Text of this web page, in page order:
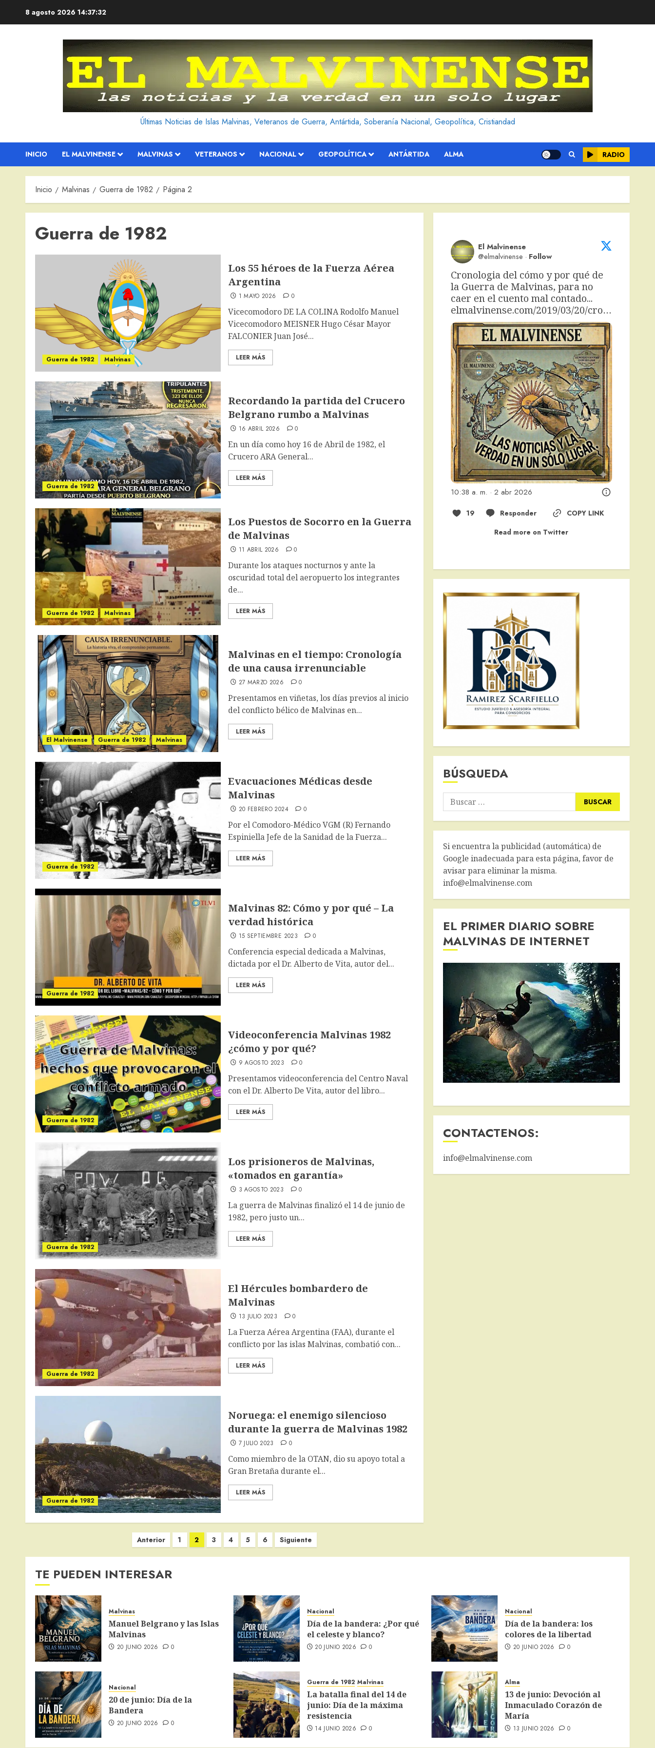
8 agosto 2026 14:37:33
Últimas Noticias de Islas Malvinas, Veteranos de Guerra, Antártida, Soberanía Nacional, Geopolítica, Cristiandad
INICIO EL MALVINENSE MALVINAS VETERANOS NACIONAL GEOPOLÍTICA ANTÁRTIDA ALMA RADIO
Inicio Malvinas Guerra de 1982 Página 2
Guerra de 1982
Guerra de 1982 Malvinas
Los 55 héroes de la Fuerza Aérea
Argentina
1 MAYO 2026 0
Vicecomodoro DE LA COLINA Rodolfo Manuel
Vicecomodoro MEISNER Hugo César Mayor
FALCONIER Juan José...
LEER MÁS
Guerra de 1982
Recordando la partida del Crucero
Belgrano rumbo a Malvinas
16 ABRIL 2026 0
En un día como hoy 16 de Abril de 1982, el
Crucero ARA General...
LEER MÁS
Guerra de 1982 Malvinas
Los Puestos de Socorro en la Guerra
de Malvinas
11 ABRIL 2026 0
Durante los ataques nocturnos y ante la
oscuridad total del aeropuerto los integrantes
de...
LEER MÁS
El Malvinense Guerra de 1982 Malvinas
Malvinas en el tiempo: Cronología
de una causa irrenunciable
27 MARZO 2026 0
Presentamos en viñetas, los días previos al inicio
del conflicto bélico de Malvinas en...
LEER MÁS
Guerra de 1982
Evacuaciones Médicas desde
Malvinas
20 FEBRERO 2024 0
Por el Comodoro-Médico VGM (R) Fernando
Espiniella Jefe de la Sanidad de la Fuerza...
LEER MÁS
Guerra de 1982
Malvinas 82: Cómo y por qué – La
verdad histórica
15 SEPTIEMBRE 2023 0
Conferencia especial dedicada a Malvinas,
dictada por el Dr. Alberto de Vita, autor del...
LEER MÁS
Guerra de 1982
Videoconferencia Malvinas 1982
¿cómo y por qué?
9 AGOSTO 2023 0
Presentamos videoconferencia del Centro Naval
con el Dr. Alberto De Vita, autor del libro...
LEER MÁS
Guerra de 1982
Los prisioneros de Malvinas,
«tomados en garantía»
3 AGOSTO 2023 0
La guerra de Malvinas finalizó el 14 de junio de
1982, pero justo un...
LEER MÁS
Guerra de 1982
El Hércules bombardero de
Malvinas
13 JULIO 2023 0
La Fuerza Aérea Argentina (FAA), durante el
conflicto por las islas Malvinas, combatió con...
LEER MÁS
Guerra de 1982
Noruega: el enemigo silencioso
durante la guerra de Malvinas 1982
7 JULIO 2023 0
Como miembro de la OTAN, dio su apoyo total a
Gran Bretaña durante el...
LEER MÁS
de
entradas
Anterior 1 2 3 4 5 6 Siguiente
El Malvinense
@elmalvinense · Follow
Cronologia del cómo y por qué de
la Guerra de Malvinas, para no
elmalvinense.com/2019/03/20/cro…
10:38 a. m. · 2 abr 2026
19 Responder
COPY LINK
Read more on Twitter
BÚSQUEDA
Buscar:
Si encuentra la publicidad (automática) de
Google inadecuada para esta página, favor de
avisar para eliminar la misma.
info@elmalvinense.com
EL PRIMER DIARIO SOBRE
MALVINAS DE INTERNET
CONTACTENOS:
info@elmalvinense.com
TE PUEDEN INTERESAR
Malvinas
Manuel Belgrano y las Islas
Malvinas
20 JUNIO 2026 0
Nacional
Día de la bandera: ¿Por qué
el celeste y blanco?
20 JUNIO 2026 0
Nacional
Día de la bandera: los
colores de la libertad
20 JUNIO 2026 0
Nacional
20 de junio: Día de la
Bandera
20 JUNIO 2026 0
Guerra de 1982 Malvinas
La batalla final del 14 de
junio: Día de la máxima
resistencia
14 JUNIO 2026 0
Alma
13 de junio: Devoción al
Inmaculado Corazón de
María
13 JUNIO 2026 0